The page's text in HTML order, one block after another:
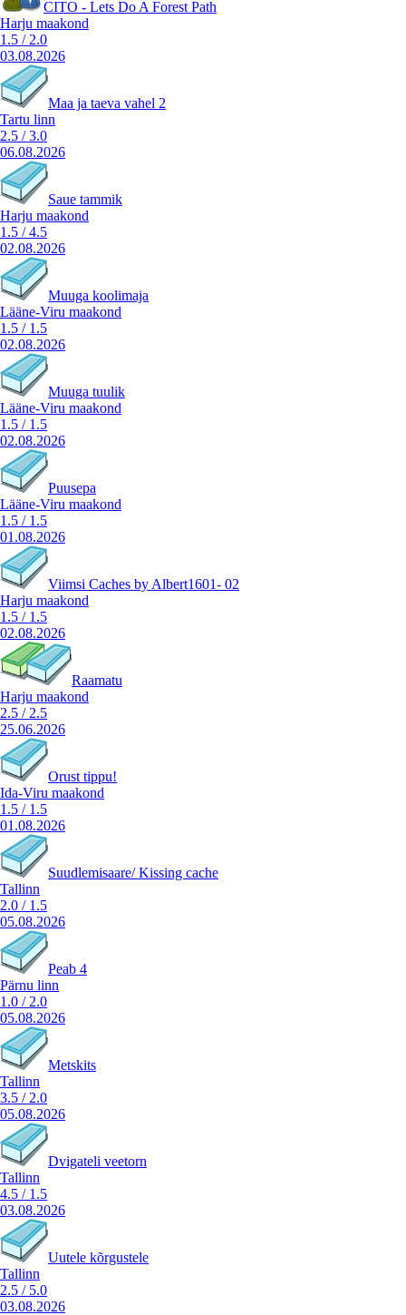
CITO - Lets Do A Forest Path
Harju maakond
1.5 / 2.0
03.08.2026
Maa ja taeva vahel 2
Tartu linn
2.5 /3.0
06.08.2026
Saue tammik
Harju maakond
1.5 /4.5
02.08.2026
Muuga koolimaja
Lääne-Viru maakond
1.5 / 1.5
02.08.2026
Muuga tuulik
Lääne-Viru maakond
1.5 / 1.5
02.08.2026
Puusepa
Lääne-Viru maakond
1.5 / 1.5
01.08.2026
Viimsi Caches by Albert1601- 02
Harju maakond
1.5 / 1.5
02.08.2026
Raamatu
Harju maakond
2.5 / 2.5
25.06.2026
Orust tippu!
Ida-Viru maakond
1.5 / 1.5
01.08.2026
Suudlemisaare/ Kissing cache
Tallinn
2.0 / 1.5
05.08.2026
Peab 4
Pärnu linn
1.0 / 2.0
05.08.2026
Metskits
Tallinn
3.5 / 2.0
05.08.2026
Dvigateli veetorn
Tallinn
4.5 / 1.5
03.08.2026
Uutele kõrgustele
Tallinn
2.5 / 5.0
03.08.2026